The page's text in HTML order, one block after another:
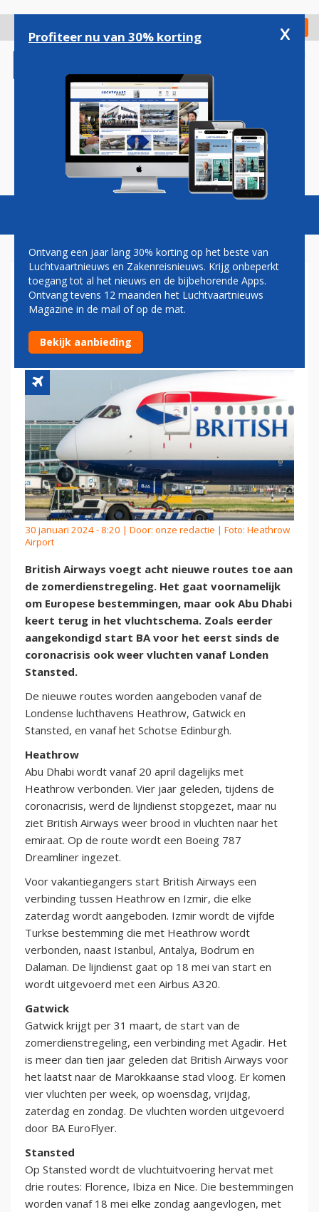
gaan
Check in
Magazine Podcasts Vacatures
BRITISH AIRWAYS BREIDT
NETWERK IN DE ZOMER UIT
MET ACHT ROUTES
30 januari 2024 - 8:20 | Door: onze redactie | Foto: Heathrow
Airport
British Airways voegt acht nieuwe routes toe aan
de zomerdienstregeling. Het gaat voornamelijk
om Europese bestemmingen, maar ook Abu Dhabi
keert terug in het vluchtschema. Zoals eerder
aangekondigd start BA voor het eerst sinds de
coronacrisis ook weer vluchten vanaf Londen
Stansted.
De nieuwe routes worden aangeboden vanaf de
Londense luchthavens Heathrow, Gatwick en
Stansted, en vanaf het Schotse Edinburgh.
Heathrow
Abu Dhabi wordt vanaf 20 april dagelijks met
Heathrow verbonden. Vier jaar geleden, tijdens de
coronacrisis, werd de lijndienst stopgezet, maar nu
ziet British Airways weer brood in vluchten naar het
emiraat. Op de route wordt een Boeing 787
Dreamliner ingezet.
Voor vakantiegangers start British Airways een
verbinding tussen Heathrow en Izmir, die elke
zaterdag wordt aangeboden. Izmir wordt de vijfde
Turkse bestemming die met Heathrow wordt
verbonden, naast Istanbul, Antalya, Bodrum en
Dalaman. De lijndienst gaat op 18 mei van start en
wordt uitgevoerd met een Airbus A320.
Gatwick
Gatwick krijgt per 31 maart, de start van de
zomerdienstregeling, een verbinding met Agadir. Het
is meer dan tien jaar geleden dat British Airways voor
het laatst naar de Marokkaanse stad vloog. Er komen
vier vluchten per week, op woensdag, vrijdag,
zaterdag en zondag. De vluchten worden uitgevoerd
door BA EuroFlyer.
Stansted
Op Stansted wordt de vluchtuitvoering hervat met
drie routes: Florence, Ibiza en Nice. Die bestemmingen
worden vanaf 18 mei elke zondag aangevlogen, met
Profiteer nu van 30% korting x
Ontvang een jaar lang 30% korting op het beste van
Luchtvaartnieuws en Zakenreisnieuws. Krijg onbeperkt
toegang tot al het nieuws en de bijbehorende Apps.
Ontvang tevens 12 maanden het Luchtvaartnieuws
Magazine in de mail of op de mat.
Bekijk aanbieding